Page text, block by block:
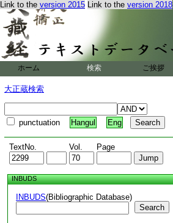
Link to the version 2015 Link to the version 2018
ホーム 検索 ご挨拶
大正蔵検索
punctuation Hangul Eng
TextNo. Vol. Page
INBUDS
INBUDS(Bibliographic Database)
Search